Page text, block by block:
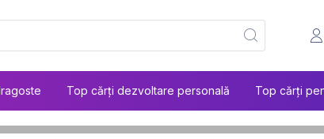
Top cărți dezvoltare personală Top cărți